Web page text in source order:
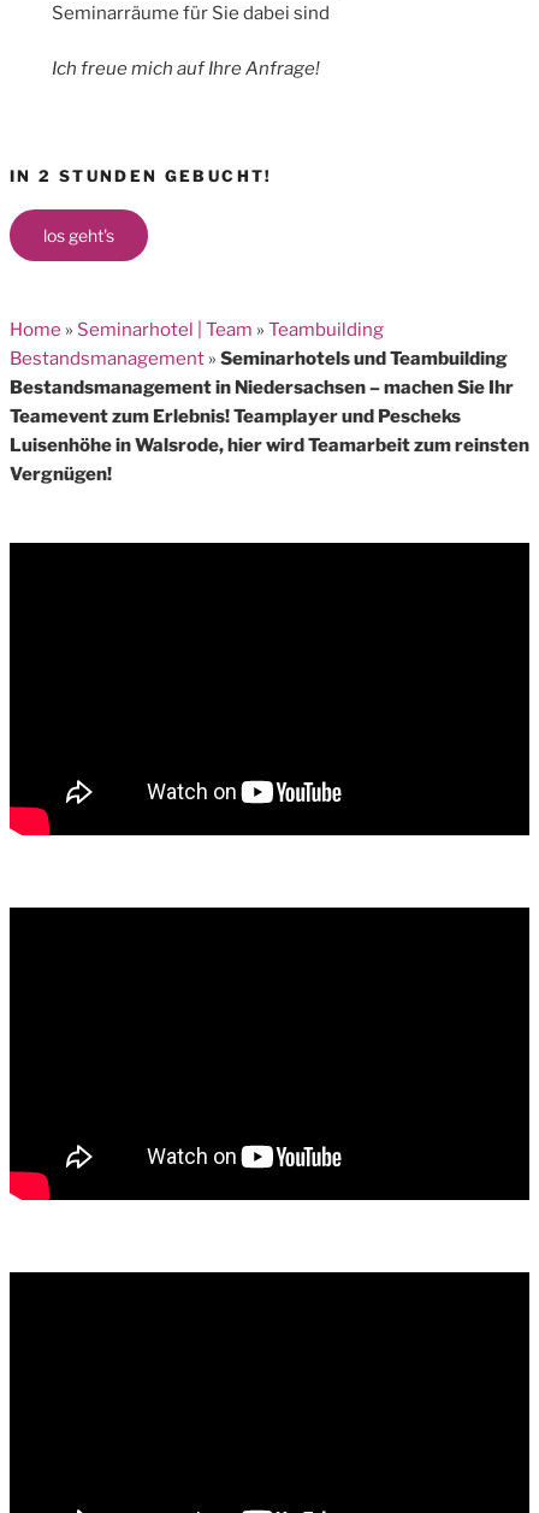
Seminarräume für Sie dabei sind
Ich freue mich auf Ihre Anfrage!
IN 2 STUNDEN GEBUCHT!
los geht's
Home » Seminarhotel | Team » Teambuilding
Bestandsmanagement » Seminarhotels und Teambuilding
Bestandsmanagement in Niedersachsen – machen Sie Ihr
Teamevent zum Erlebnis! Teamplayer und Pescheks
Luisenhöhe in Walsrode, hier wird Teamarbeit zum reinsten
Vergnügen!